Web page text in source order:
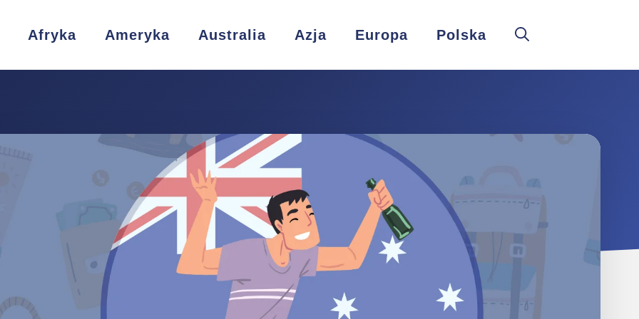
Afryka Ameryka Australia Azja Europa Polska